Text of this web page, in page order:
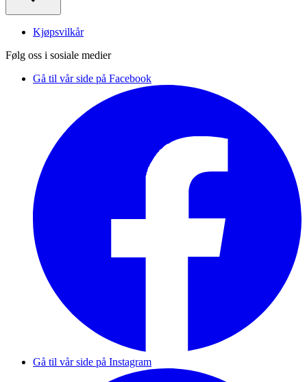
Kjøpsvilkår
Følg oss i sosiale medier
Gå til vår side på Facebook
Gå til vår side på Instagram